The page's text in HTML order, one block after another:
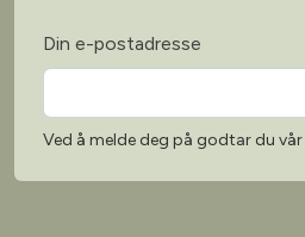
Din e-postadresse
Ved å melde deg på godtar du vår